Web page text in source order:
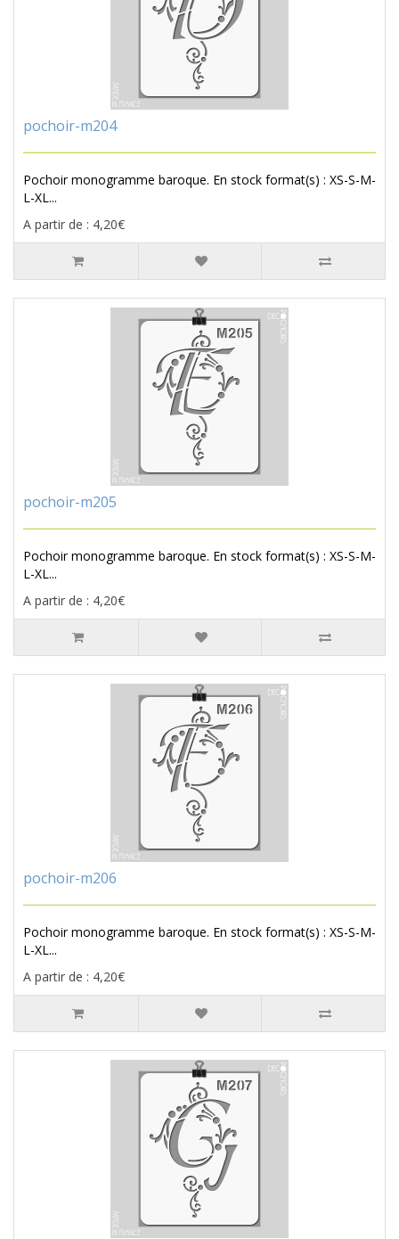
pochoir-m204
Pochoir monogramme baroque. En stock format(s) : XS-S-M-
L-XL...
A partir de : 4,20€
pochoir-m205
Pochoir monogramme baroque. En stock format(s) : XS-S-M-
L-XL...
A partir de : 4,20€
pochoir-m206
Pochoir monogramme baroque. En stock format(s) : XS-S-M-
L-XL...
A partir de : 4,20€